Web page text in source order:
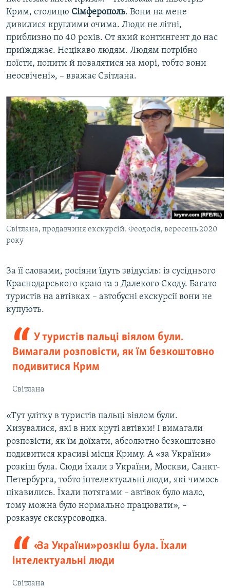
Крим, столицю Сімферополь. Вони на мене
дивилися круглими очима. Люди не літні,
приблизно по 40 років. От який контингент до нас
приїжджає. Нецікаво людям. Людям потрібно
поїсти, попити й повалятися на морі, тобто вони
неосвічені», – вважає Світлана.
Світлана, продавчиня екскурсій. Феодосія, вересень 2020
року
За її словами, росіяни їдуть звідусіль: із сусіднього
Краснодарського краю та з Далекого Сходу. Багато
туристів на автівках – автобусні екскурсії вони не
купують.
У туристів пальці віялом були.
Вимагали розповісти, як їм безкоштовно
подивитися Крим
Світлана
«Тут улітку в туристів пальці віялом були.
Хизувалися, які в них круті автівки! І вимагали
розповісти, як їм доїхати, абсолютно безкоштовно
подивитися красиві місця Криму. А «за України»
розкіш була. Сюди їхали з України, Москви, Санкт-
Петербурга, тобто інтелектуальні люди, які чимось
цікавились. Їхали потягами – автівок було мало,
тому можна було нормально працювати», –
розказує екскурсоводка.
«За України» розкіш була. Їхали
інтелектуальні люди
Світлана